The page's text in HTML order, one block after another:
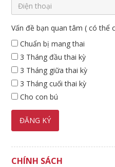
Vấn đề bạn quan tâm ( có thể
Chuẩn bị mang thai
3 Tháng đầu thai kỳ
3 Tháng giữa thai kỳ
3 Tháng cuối thai kỳ
Cho con bú
CHÍNH SÁCH